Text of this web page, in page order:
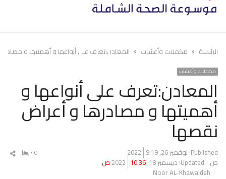
الرئيسة مكملات وأعشاب المعادن:تعرف على أنواعها و أهميتها و
مكملات وأعشاب
المعادن:تعرف على أنواعها و
أهميتها و مصادرها و أعراض
نقصها
Published: نوفمبر 26, 2022
9:19
ص Updated: ديسمبر 18, 2022 10:36 ص
Author
Noor AL-Khawaldeh
40